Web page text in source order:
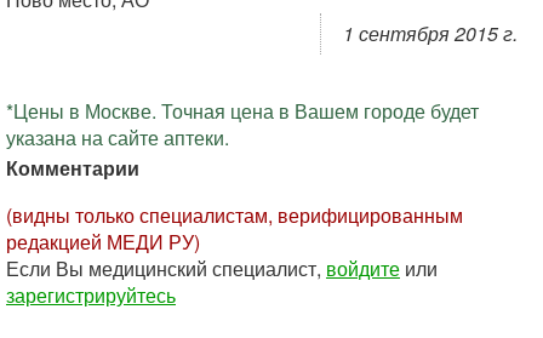
1 сентября 2015 г.
*Цены в Москве. Точная цена в Вашем городе будет
указана на сайте аптеки.
Комментарии
(видны только специалистам, верифицированным
редакцией МЕДИ РУ)
Если Вы медицинский специалист, войдите или
зарегистрируйтесь